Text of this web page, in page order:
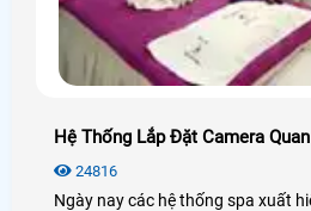
Hệ Thống Lắp Đặt Camera
24816
Ngày nay các hệ thống spa xuất